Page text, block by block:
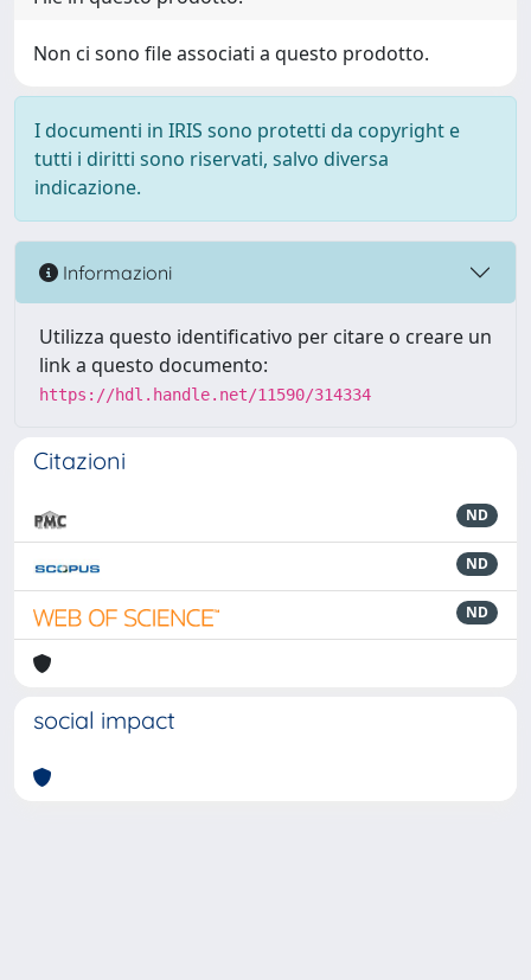
Non ci sono file associati a questo prodotto.
I documenti in IRIS sono protetti da copyright e
tutti i diritti sono riservati, salvo diversa
indicazione.
Informazioni
Utilizza questo identificativo per citare o creare un
link a questo documento:
https://hdl.handle.net/11590/314334
Citazioni
ND
ND
ND
social impact